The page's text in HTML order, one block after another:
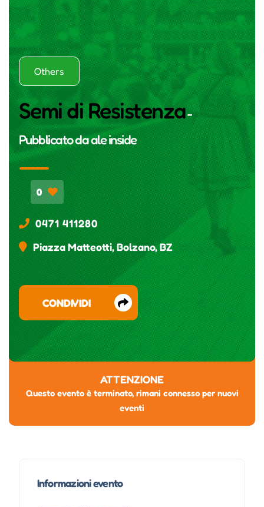
Others
Semi di Resistenza-
Pubblicato daale inside
0
0471 411280
Piazza Matteotti, Bolzano, BZ
CONDIVIDI
ATTENZIONE
Questo evento è terminato, rimani connesso per nuovi
eventi
Informazioni evento